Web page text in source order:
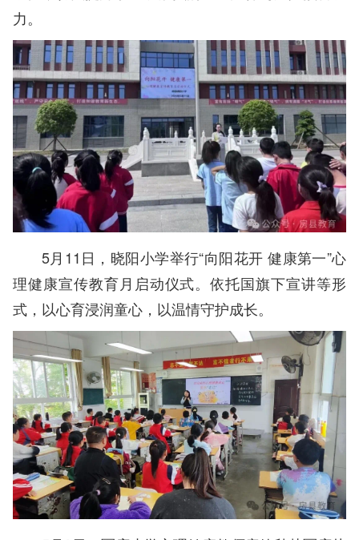
力。
5月11日，晓阳小学举行“向阳花开 健康第一”心
理健康宣传教育月启动仪式。依托国旗下宣讲等形
式，以心育浸润童心，以温情守护成长。